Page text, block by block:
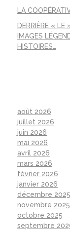
LA
DERRIÈRE « LE
IMAGES
HISTOIRES…
août 2026
juillet 2026
juin 2026
mai 2026
avril 2026
mars 2026
février 2026
janvier 2026
décembre 2025
novembre 2025
octobre 2025
septembre